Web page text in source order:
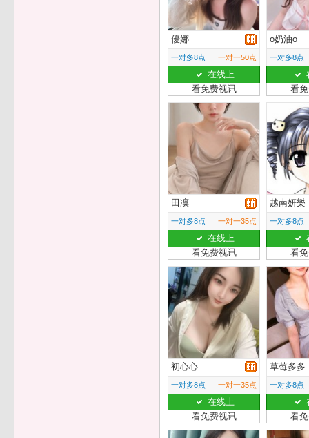
優娜
一对多8点 一对一50点
在线上
看免费视讯
o奶油o
一对多8点
看
田凜
一对多8点 一对一35点
在线上
看免费视讯
越南妍樂
一对多8点
看
初心心
一对多8点 一对一35点
在线上
看免费视讯
草莓多多
一对多8点
看